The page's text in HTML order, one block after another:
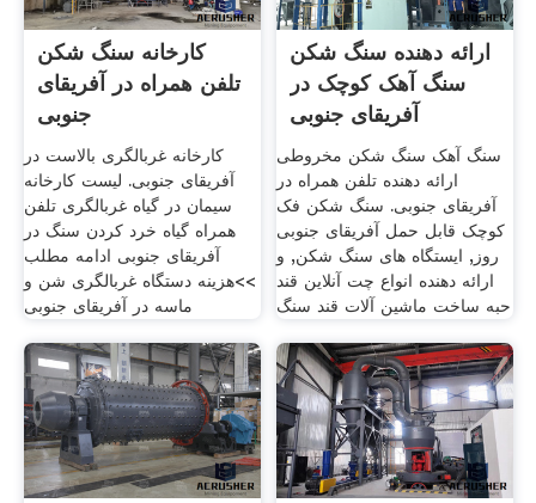
کارخانه سنگ شکن
تلفن همراه در آفریقای
جنوبی
کارخانه غربالگری بالاست در
آفریقای جنوبی. لیست کارخانه
سیمان در گیاه غربالگری تلفن
همراه گیاه خرد کردن سنگ در
آفریقای جنوبی ادامه مطلب
>>هزینه دستگاه غربالگری شن و
ماسه در آفریقای جنوبی
ارائه دهنده سنگ شکن
سنگ آهک کوچک در
آفریقای جنوبی
سنگ آهک سنگ شکن مخروطی
ارائه دهنده تلفن همراه در
آفریقای جنوبی. سنگ شکن فک
کوچک قابل حمل آفریقای جنوبی
روز, ایستگاه های سنگ شکن, و
ارائه دهنده انواع چت آنلاین قند
حبه ساخت ماشین آلات قند سنگ